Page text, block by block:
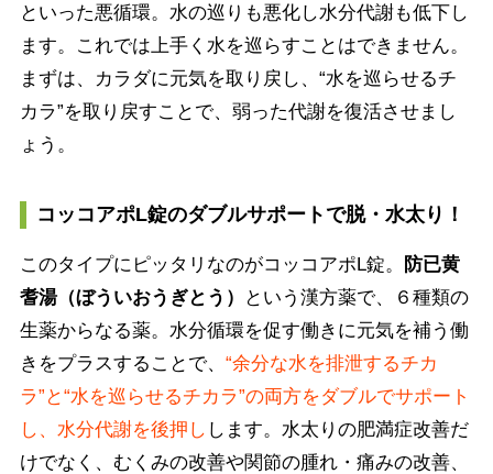
といった悪循環。水の巡りも悪化し水分代謝も低下し
ます。これでは上手く水を巡らすことはできません。
まずは、カラダに元気を取り戻し、“水を巡らせるチ
カラ”を取り戻すことで、弱った代謝を復活させまし
ょう。
コッコアポL錠のダブルサポートで脱・水太り！
このタイプにピッタリなのがコッコアポL錠。
防已黄
耆湯（ぼういおうぎとう）
という漢方薬で、６種類の
生薬からなる薬。水分循環を促す働きに元気を補う働
きをプラスすることで、 “余分な水を排泄するチカ
ラ”と“水を巡らせるチカラ”の両方をダブルでサポート
し、水分代謝を後押し します。水太りの肥満症改善だ
けでなく、むくみの改善や関節の腫れ・痛みの改善、